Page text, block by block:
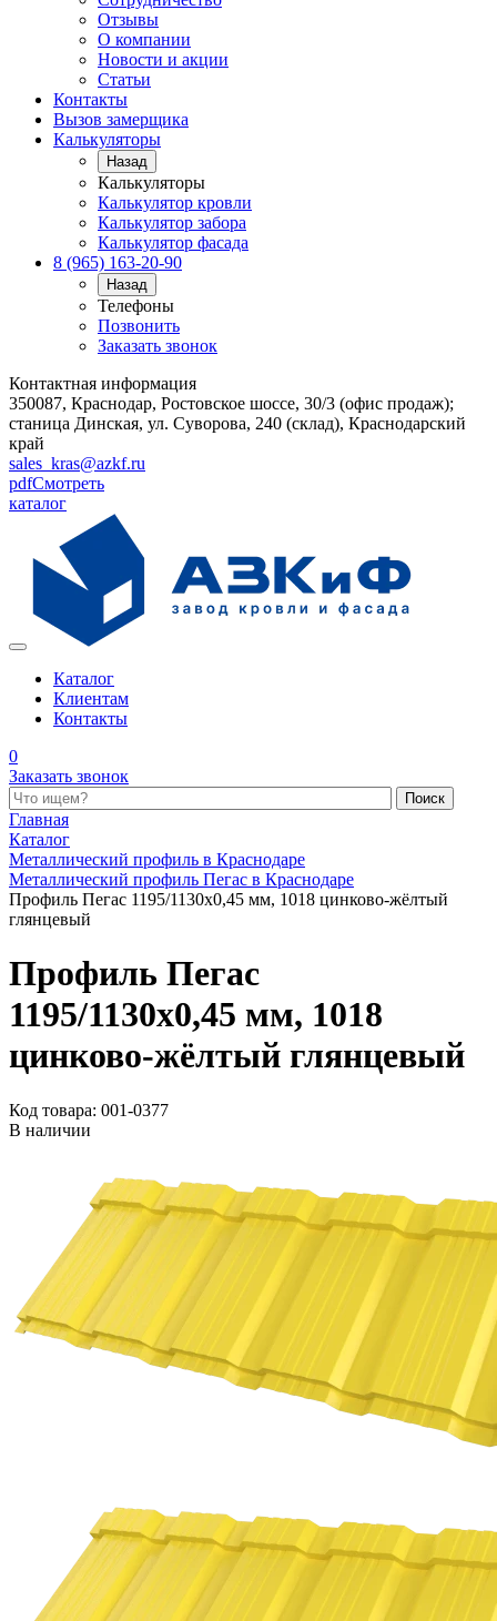
Отзывы
О компании
Новости и акции
Статьи
Контакты
Вызов замерщика
Калькуляторы
Назад
Калькуляторы
Калькулятор кровли
Калькулятор забора
Калькулятор фасада
8 (965) 163-20-90
Назад
Телефоны
Позвонить
Заказать звонок
Контактная информация
350087, Краснодар, Ростовское шоссе, 30/3 (офис продаж);
станица Динская, ул. Суворова, 240 (склад), Краснодарский
край
sales_kras@azkf.ru
pdfСмотреть
каталог
Каталог
Клиентам
Контакты
0
Заказать звонок
Поиск по каталогу
Главная
Каталог
Металлический профиль в Краснодаре
Металлический профиль Пегас в Краснодаре
Профиль Пегас 1195/1130x0,45 мм, 1018 цинково-жёлтый
глянцевый
Профиль Пегас
1195/1130x0,45 мм, 1018
цинково-жёлтый глянцевый
Код товара: 001-0377
В наличии